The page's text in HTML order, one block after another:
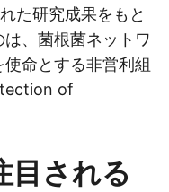
た研究成果をもと
、菌根菌ネットワ
命とする非営利組
of
目される